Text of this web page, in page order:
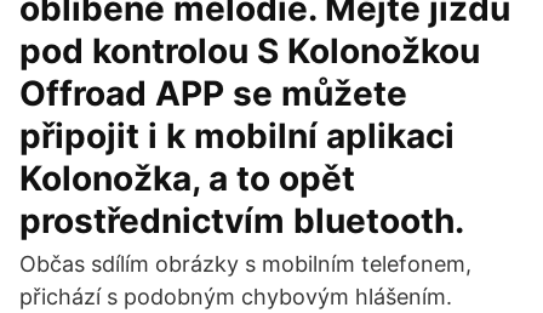
oblíbené melodie. Mějte jízdu
pod kontrolou S Kolonožkou
Offroad APP se můžete
připojit i k mobilní aplikaci
Kolonožka, a to opět
prostřednictvím bluetooth.
Občas sdílím obrázky s mobilním telefonem,
přichází s podobným chybovým hlášením.